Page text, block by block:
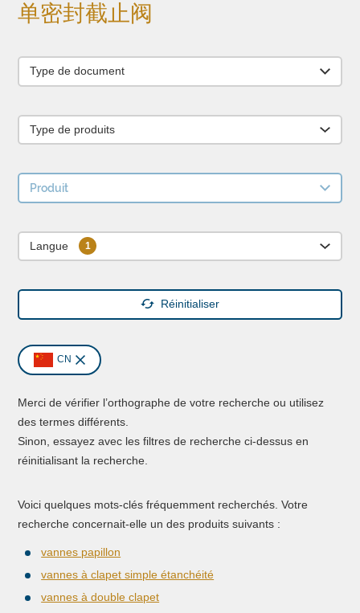
单密封截止阀
Type de document
Type de produits
Produit
Langue
Réinitialiser
CN
Merci de vérifier l’orthographe de votre recherche ou utilisez
des termes différents.
Sinon, essayez avec les filtres de recherche ci-dessus en
réinitialisant la recherche.
Voici quelques mots-clés fréquemment recherchés. Votre
recherche concernait-elle un des produits suivants :
vannes papillon
vannes à clapet simple étanchéité
vannes à double clapet